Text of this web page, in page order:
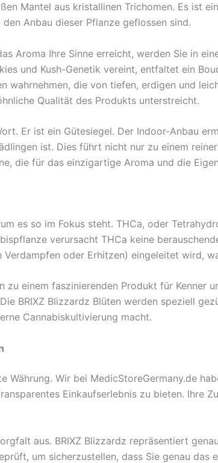
Mantel aus kristallinen Trichomen. Es ist
Anbau dieser Pflanze geflossen sind.
Aroma Ihre Sinne erreicht, werden Sie in
und Kush-Genetik vereint, entfaltet ein
wahrnehmen, die von tiefen, erdigen und
Qualität des Produkts unterstreicht.
Er ist ein Gütesiegel. Der Indoor-Anbau
ist. Dies führt nicht nur zu einem
die für das einzigartige Aroma und die
es so im Fokus steht. THCa, oder
verursacht THCa keine
oder Erhitzen) eingeleitet wird,
einem faszinierenden Produkt für Kenner
BRIXZ Blizzardz Blüten werden speziell
Cannabiskultivierung macht.
Wir bei MedicStoreGermany.de
Einkaufserlebnis zu bieten. Ihre
aus. BRIXZ Blizzardz repräsentiert
um sicherzustellen, dass Sie genau